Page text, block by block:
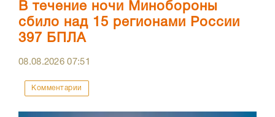
В течение ночи Минобороны
сбило над 15 регионами России
397 БПЛА
08.08.202607:51
Комментарии